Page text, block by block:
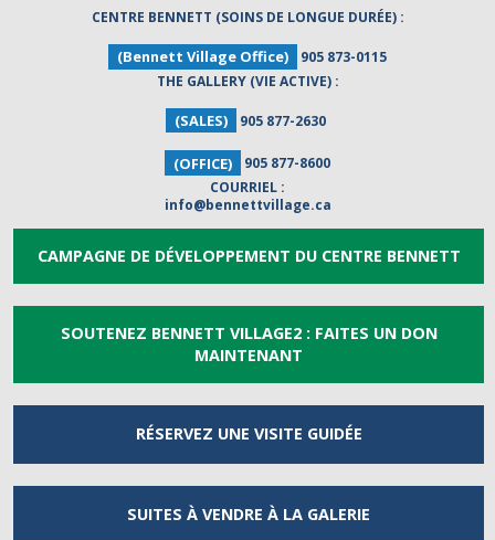
CENTRE BENNETT (SOINS DE LONGUE DURÉE) :
(Bennett Village Office)
905 873-0115
THE GALLERY (VIE ACTIVE) :
(SALES) 905 877-2630
(OFFICE)
905 877-8600
COURRIEL :
info@bennettvillage.ca
CAMPAGNE DE DÉVELOPPEMENT DU CENTRE BENNETT
SOUTENEZ BENNETT VILLAGE2 : FAITES UN DON
MAINTENANT
RÉSERVEZ UNE VISITE GUIDÉE
SUITES À VENDRE À LA GALERIE